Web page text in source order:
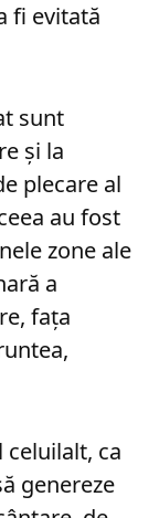
fi evitată
sunt
și la
plecare al
au fost
zone ale
a
fața
ca
genereze